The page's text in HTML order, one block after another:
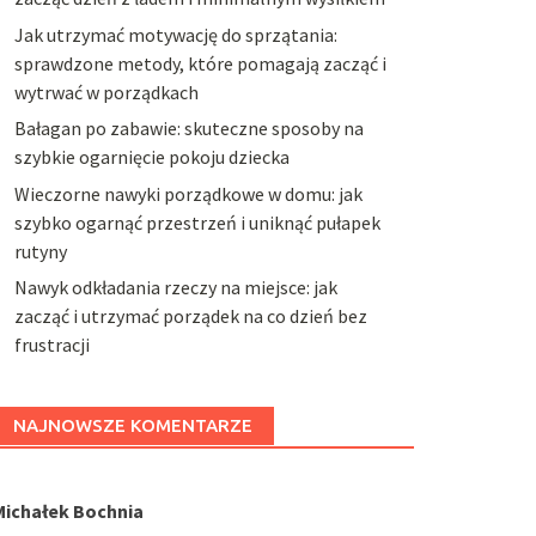
Jak utrzymać motywację do sprzątania:
sprawdzone metody, które pomagają zacząć i
wytrwać w porządkach
Bałagan po zabawie: skuteczne sposoby na
szybkie ogarnięcie pokoju dziecka
Wieczorne nawyki porządkowe w domu: jak
szybko ogarnąć przestrzeń i uniknąć pułapek
rutyny
Nawyk odkładania rzeczy na miejsce: jak
zacząć i utrzymać porządek na co dzień bez
frustracji
NAJNOWSZE KOMENTARZE
Bochnia